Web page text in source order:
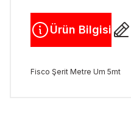
Ürün Bilgisi
Fisco Şerit Metre Um 5mt